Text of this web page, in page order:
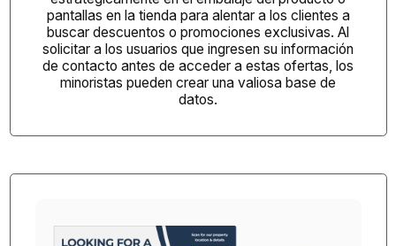
pantallas en la tienda para alentar a los clientes a
buscar descuentos o promociones exclusivas. Al
solicitar a los usuarios que ingresen su información
de contacto antes de acceder a estas ofertas, los
minoristas pueden crear una valiosa base de
datos.